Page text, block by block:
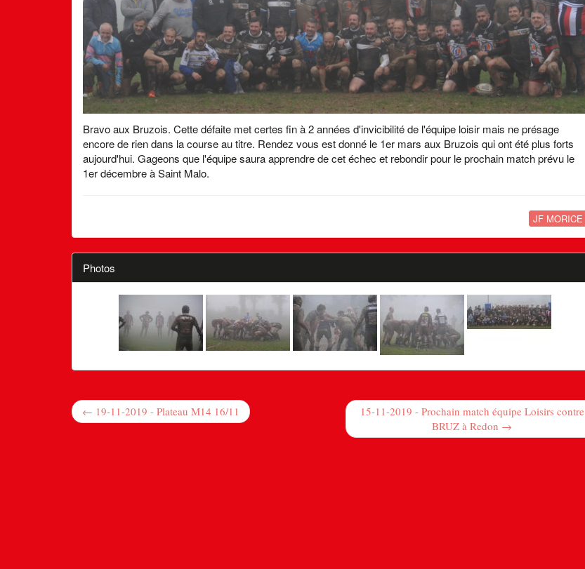
Bravo aux Bruzois. Cette défaite met certes fin à 2 années d'invicibilité de l'équipe loisir mais ne présage
encore de rien dans la course au titre. Rendez vous est donné le 1er mars aux Bruzois qui ont été plus forts
aujourd'hui. Gageons que l'équipe saura apprendre de cet échec et rebondir pour le prochain match prévu le
1er décembre à Saint Malo.
JF MORICE
Photos
← 19-11-2019 - Plateau M14 16/11
15-11-2019 - Prochain match équipe Loisirs contre
BRUZ à Redon →